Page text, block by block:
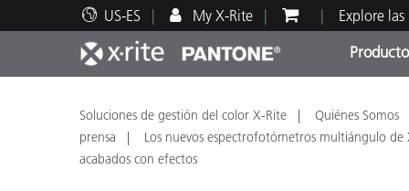
US-ES My X-Rite Explore
Principales productos
Impresión y Empaques
Soporte técnico
Recursos educativos
Soluciones de gestión del color X-Rite Quiénes Somos
prensa
Los nuevos espectrofotómetros multiángulo
acabados con efectos